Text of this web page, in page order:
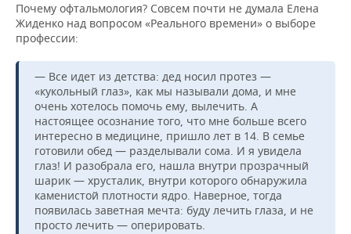
Почему офтальмология? Совсем почти не думала Елена
Жиденко над вопросом «Реального времени» о выборе
профессии:
— Все идет из детства: дед носил протез —
«кукольный глаз», как мы называли дома, и мне
очень хотелось помочь ему, вылечить. А
настоящее осознание того, что мне больше всего
интересно в медицине, пришло лет в 14. В семье
готовили обед — разделывали сома. И я увидела
глаз! И разобрала его, нашла внутри прозрачный
шарик — хрусталик, внутри которого обнаружила
каменистой плотности ядро. Наверное, тогда
появилась заветная мечта: буду лечить глаза, и не
просто лечить — оперировать.